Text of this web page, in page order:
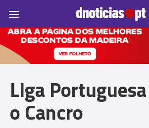
Prazeres Paisagens
LIga
o Cancro